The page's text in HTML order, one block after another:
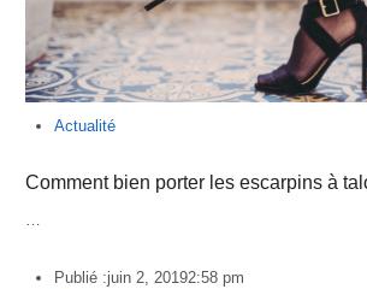
Actualité
Comment bien porter les escarpins à
Publié :juin 2, 20192:58 pm